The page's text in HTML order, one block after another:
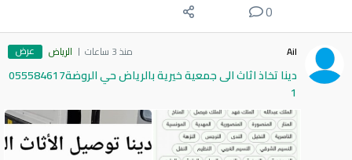
0
Ail منذ 3 ساعات الرياض عرض
دينا تخاذ اثاث الى جمعية خيرية بالرياض حي الروضة055584617
1